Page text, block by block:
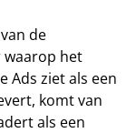
de
waarop het
Ads ziet als een
komt van
als een